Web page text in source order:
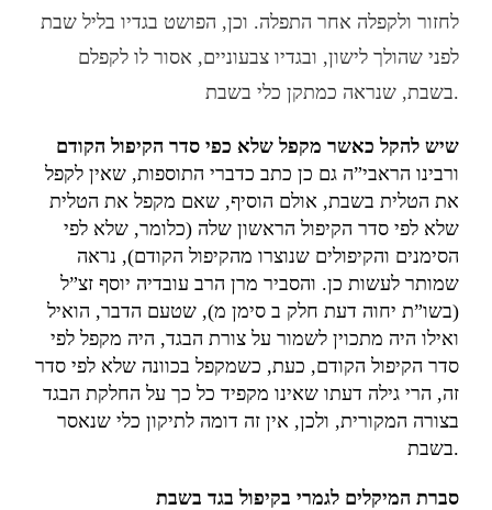
לחזור ולקפלה אחר התפלה. וכן, הפושט בגדיו בליל שבת
לפני שהולך לישון, ובגדיו צבעוניים, אסור לו לקפלם
בשבת, שנראה כמתקן כלי בשבת.
שיש להקל כאשר מקפל שלא כפי סדר הקיפול הקודם
ורבינו הראבי”ה גם כן כתב כדברי התוספות, שאין לקפל
את הטלית בשבת, אולם הוסיף, שאם מקפל את הטלית
שלא לפי סדר הקיפול הראשון שלה (כלומר, שלא לפי
הסימנים והקיפולים שנוצרו מהקיפול הקודם), נראה
שמותר לעשות כן. והסביר מרן הרב עובדיה יוסף זצ”ל
(בשו”ת יחוה דעת חלק ב סימן מ), שטעם הדבר, הואיל
ואילו היה מתכוין לשמור על צורת הבגד, היה מקפל לפי
סדר הקיפול הקודם, כעת, כשמקפל בכוונה שלא לפי סדר
זה, הרי גילה דעתו שאינו מקפיד כל כך על החלקת הבגד
בצורה המקורית, ולכן, אין זה דומה לתיקון כלי שנאסר
בשבת.
סברת המיקלים לגמרי בקיפול בגד בשבת